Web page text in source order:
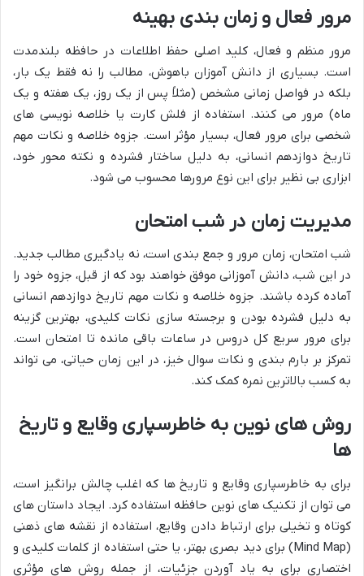
مرور فعال و زمان بندی بهینه
مرور منظم و فعال، کلید اصلی حفظ اطلاعات در حافظه بلندمدت
است. بسیاری از دانش آموزان باهوش، مطالب را نه فقط یک بار،
بلکه در فواصل زمانی مشخص (مثلاً پس از یک روز، یک هفته و یک
ماه) مرور می کنند. استفاده از فلش کارت یا خلاصه نویسی های
شخصی برای مرور فعال، بسیار مؤثر است. جزوه خلاصه و نکات مهم
تاریخ دوازدهم انسانی، به دلیل ساختار فشرده و نکته محور خود،
ابزاری بی نظیر برای این نوع مرورها محسوب می شود.
مدیریت زمان در شب امتحان
شب امتحان، زمان مرور و جمع بندی است، نه یادگیری مطالب جدید.
در این شب، دانش آموزانی موفق خواهند بود که از قبل، جزوه خود را
آماده کرده باشند. جزوه خلاصه و نکات مهم تاریخ دوازدهم انسانی
به دلیل فشرده بودن و برجسته سازی نکات کلیدی، بهترین گزینه
برای مرور سریع کل دروس در ساعات باقی مانده تا امتحان است.
تمرکز بر بارم بندی و نکات سوال خیز، در این زمان حیاتی، می تواند
به کسب بالاترین نمره کمک کند.
روش های نوین به خاطرسپاری وقایع و تاریخ
ها
برای به خاطرسپاری وقایع و تاریخ ها که اغلب چالش برانگیز است،
می توان از تکنیک های نوین حافظه استفاده کرد. ایجاد داستان های
کوتاه و تخیلی برای ارتباط دادن وقایع، استفاده از نقشه های ذهنی
(Mind Map) برای دید بصری بهتر، یا حتی استفاده از کلمات کلیدی و
اختصاری برای به یاد آوردن جزئیات، از جمله روش های مؤثری